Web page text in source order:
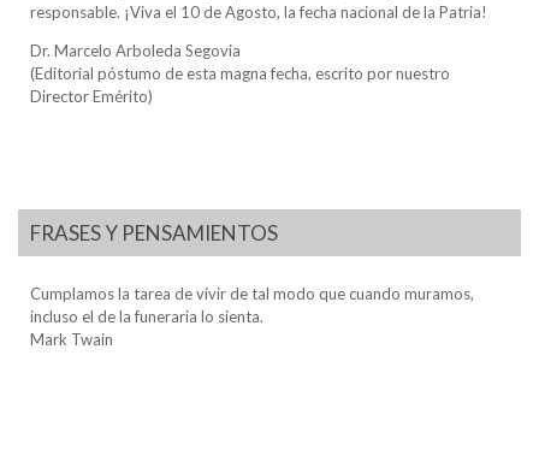
responsable. ¡Viva el 10 de Agosto, la fecha nacional de la Patria!
Dr. Marcelo Arboleda Segovia
(Editorial póstumo de esta magna fecha, escrito por nuestro
Director Emérito)
FRASES Y PENSAMIENTOS
Cumplamos la tarea de vivir de tal modo que cuando muramos,
incluso el de la funeraria lo sienta.
Mark Twain